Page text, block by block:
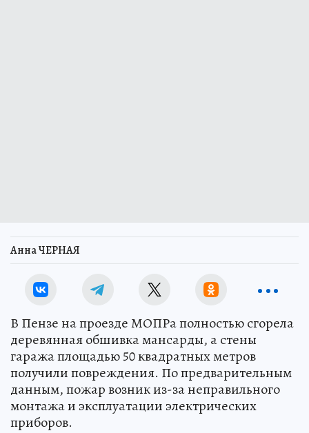
Анна ЧЕРНАЯ
В Пензе на проезде МОПРа полностью сгорела
деревянная обшивка мансарды, а стены
гаража площадью 50 квадратных метров
получили повреждения. По предварительным
данным, пожар возник из-за неправильного
монтажа и эксплуатации электрических
приборов.